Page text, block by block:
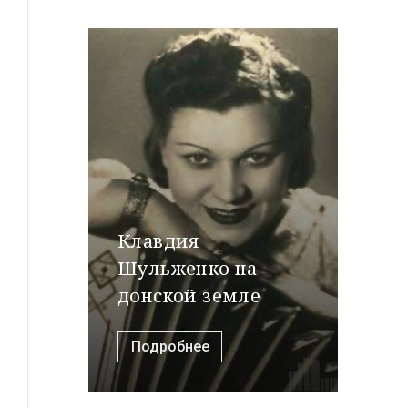
Клавдия
Шульженко на
донской земле
Подробнее